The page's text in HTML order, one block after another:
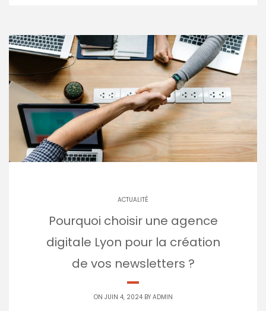
ACTUALITÉ
Pourquoi choisir une agence
digitale Lyon pour la création
de vos newsletters ?
ON JUIN 4, 2024 BY ADMIN